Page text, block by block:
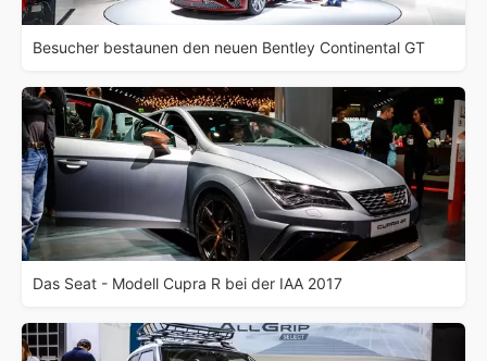
Besucher bestaunen den neuen Bentley Continental GT
Das Seat - Modell Cupra R bei der IAA 2017